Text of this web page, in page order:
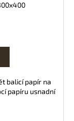
balicí papír na
papíru usnadní